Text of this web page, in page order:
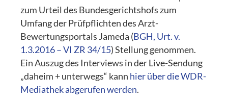
zum Urteil des Bundesgerichtshofs zum
Umfang der Prüfpflichten des Arzt-
Bewertungsportals Jameda (BGH, Urt. v.
1.3.2016 – VI ZR 34/15) Stellung genommen.
Ein Auszug des Interviews in der Live-Sendung
„daheim + unterwegs“ kann hier über die WDR-
Mediathek abgerufen werden.